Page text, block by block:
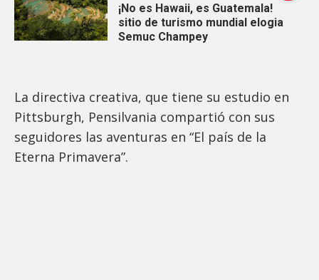
¡No es Hawaii, es Guatemala!
sitio de turismo mundial elogia
Semuc Champey
La directiva creativa, que tiene su estudio en
Pittsburgh, Pensilvania compartió con sus
seguidores las aventuras en “El país de la
Eterna Primavera”.